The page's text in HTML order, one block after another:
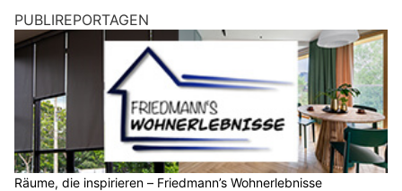
PUBLIREPORTAGEN
Räume, die inspirieren – Friedmann’s Wohnerlebnisse